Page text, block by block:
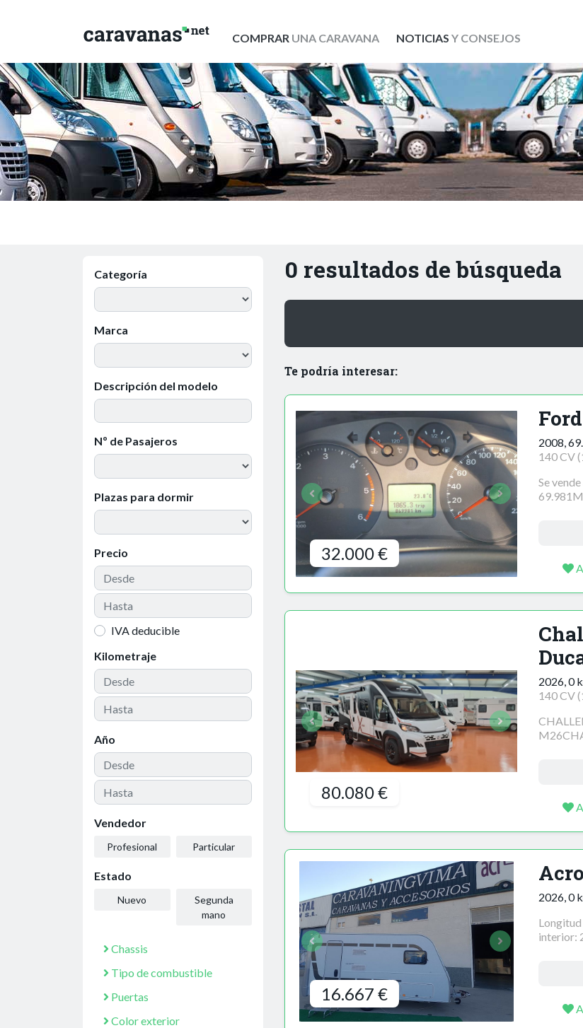
COMPRARUNA CARAVANA NOTICIAS Y CONSEJOS
Categoría
Marca
Descripción del modelo
Nº de Pasajeros
Plazas para dormir
Precio
IVA deducible
Kilometraje
Año
Vendedor
Profesional Particular
Estado
Nuevo
Segunda
mano
Chassis
Tipo de combustible
Puertas
Color exterior
0 resultados de búsqueda
Te podría interesar:
32.000 €
2008,
140 CV
Se
80.080 €
2026, 0
140 CV
16.667 €
2026, 0
interior: